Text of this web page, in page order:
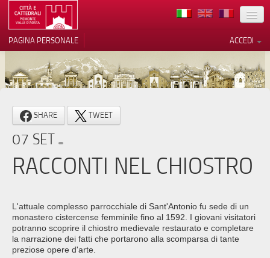
TERRITORIO
ARCHITETTURE
MUSEI
ITINERARI
EVENTI
VOLONTARI
CONTATTI
PRESS
ACCEDI
PAGINA PERSONALE
SHARE TWEET
07 SET
RACCONTI NEL CHIOSTRO
L'attuale complesso parrocchiale di Sant'Antonio fu sede di un
monastero cistercense femminile fino al 1592. I giovani visitatori
potranno scoprire il chiostro medievale restaurato e completare
la narrazione dei fatti che portarono alla scomparsa di tante
preziose opere d'arte.
Informativa sulla raccolta
Le tue preferenze relative alla